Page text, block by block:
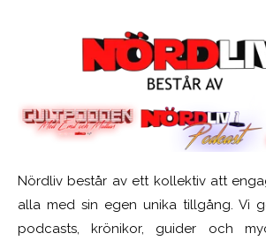
Nördliv består av ett kollektiv att
alla med sin egen unika tillgång. Vi
podcasts, krönikor, guider och